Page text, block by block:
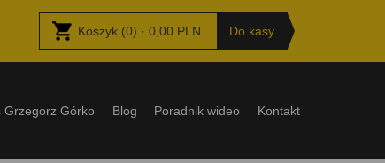
Koszyk (0) · 0,00 PLN Do kasy
Grzegorz Górko Blog Poradnik wideo Kontakt